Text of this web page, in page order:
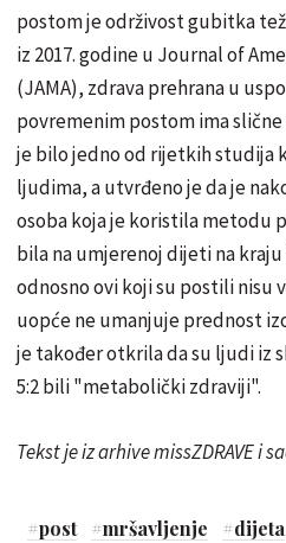
postom je održivost gubitka
iz 2017. godine u Journal of
(JAMA), zdrava prehrana u
povremenim postom ima
je bilo jedno od rijetkih studija
ljudima, a utvrđeno je da je
osoba koja je koristila metodu
bila na umjerenoj dijeti na
odnosno ovi koji su postili nisu
uopće ne umanjuje prednost
je također otkrila da su ljudi iz
5:2 bili "metabolički zdraviji".
Tekst je iz arhive missZDRAVE i
#post #mršavljenje #dijeta